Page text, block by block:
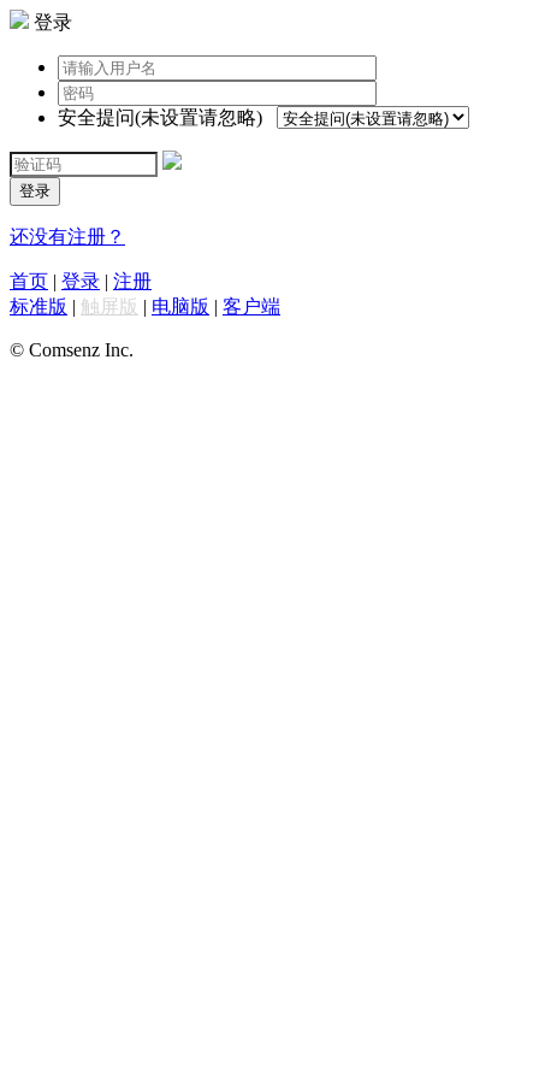
登录
安全提问(未设置请忽略)
登录
还没有注册？
首页 | 登录 | 注册
标准版 | 触屏版 | 电脑版 | 客户端
© Comsenz Inc.